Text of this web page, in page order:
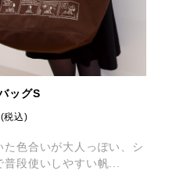
ッグS
(税込)
た色合いが大人っぽい、シ
普段使いしやすい帆...